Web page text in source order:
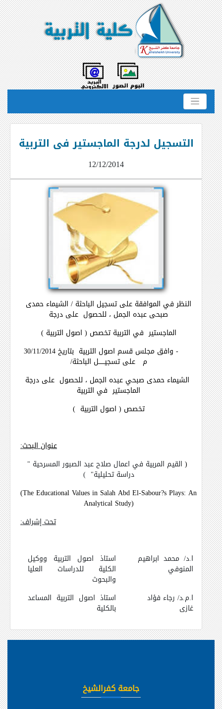
التسجيل لدرجة الماجستير فى التربية
12/12/2014
النظر في الموافقة على تسجيل الباحثة / الشيماء حمدى
صبحى عبده الجمل ، للحصول على درجة
الماجستير في التربية تخصص ( اصول التربية )
- وافق مجلس قسم اصول التربية بتاريخ 30/11/2014
م على تسجيــــــل الباحثة/
الشيماء حمدى صبحي عبده الجمل ، للحصول على درجة
الماجستير في التربية
تخصص ( اصول التربية )
عنوان البحث:
( القيم المربية في اعمال صلاح عبد الصبور المسرحية "
دراسة تحليلية" )
(The Educational Values in Salah Abd El-Sabour?s Plays: An
Analytical Study)
تحت إشراف:
ا.د/ محمد ابراهيم
المنوفي
استاذ اصول التربية ووكيل
الكلية للدراسات العليا
والبحوث
ا.م.د/ رجاء فؤاد
غازى
استاذ اصول التربية المساعد
بالكلية
جامعة كفرالشيخ